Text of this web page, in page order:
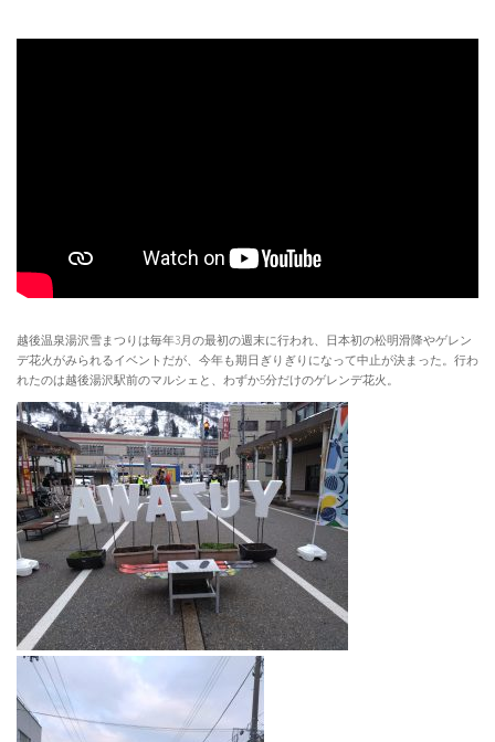
越後温泉湯沢雪まつりは毎年3月の最初の週末に行われ、日本初の松明滑降やゲレン
デ花火がみられるイベントだが、今年も期日ぎりぎりになって中止が決まった。行わ
れたのは越後湯沢駅前のマルシェと、わずか5分だけのゲレンデ花火。